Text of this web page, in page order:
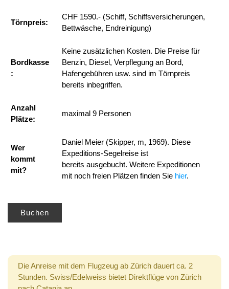
Törnpreis:
CHF 1590.- (Schiff, Schiffsversicherungen,
Bettwäsche, Endreinigung)
Bordkasse
:
Keine zusätzlichen Kosten. Die Preise für
Benzin, Diesel, Verpflegung an Bord,
Hafengebühren usw. sind im Törnpreis
bereits inbegriffen.
Anzahl
Plätze:
maximal 9 Personen
Wer
kommt
mit?
Daniel Meier (Skipper, m, 1969). Diese
Expeditions-Segelreise ist
bereits ausgebucht. Weitere Expeditionen
mit noch freien Plätzen finden Sie hier.
Buchen
Die Anreise mit dem Flugzeug ab Zürich dauert ca. 2
Stunden. Swiss/Edelweiss bietet Direktflüge von Zürich